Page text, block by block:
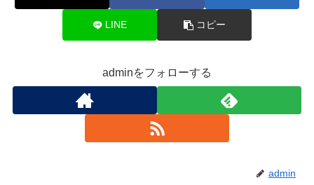
LINE コピー
adminをフォローする
admin